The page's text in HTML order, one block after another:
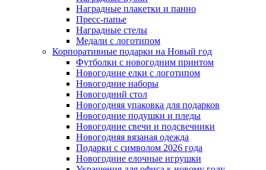
Наградные плакетки и панно
Пресс-папье
Наградные стелы
Медали с логотипом
Корпоративные подарки на Новый год
Футболки с новогодним принтом
Новогодние елки с логотипом
Новогодние наборы
Новогодний стол
Новогодняя упаковка для подарков
Новогодние подушки и пледы
Новогодние свечи и подсвечники
Новогодняя вязаная одежда
Подарки с символом 2026 года
Новогодние елочные игрушки